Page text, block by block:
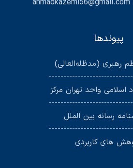
ahmadkazemi56@gmail.com
پیوندها
رهبری (مد‌ظله‌العالی)
اسلامی واحد تهران مرکز
رسانه بین الملل
های کاربردی